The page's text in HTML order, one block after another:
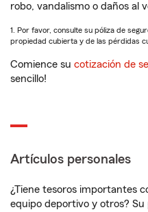
robo, vandalismo o daños al
1. Por favor, consulte su póliza de
propiedad cubierta y de las pérdidas
Comience su cotización de
sencillo!
Artículos personales
¿Tiene tesoros importantes
equipo deportivo y otros?